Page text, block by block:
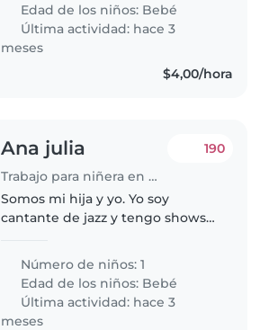
Edad de los niños: Bebé
Última actividad: hace 3
meses
$4,00/hora
Ana julia
Trabajo para niñera en Quito
190
Somos mi hija y yo. Yo soy
cantante de jazz y tengo shows
momentos. También durante el
día tengo trabajo remoto me
gustaría..
Número de niños: 1
Edad de los niños: Bebé
Última actividad: hace 3
meses